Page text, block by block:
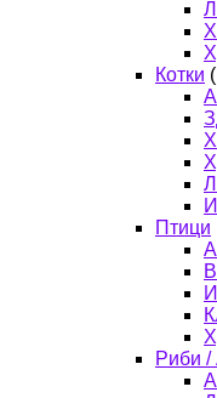
Котки
Птици
Риби /